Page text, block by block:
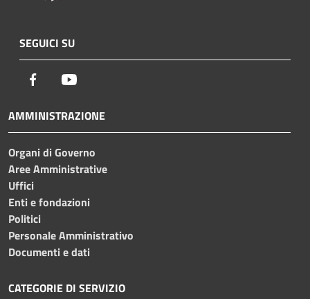
SEGUICI SU
Facebook
AMMINISTRAZIONE
Organi di Governo
Aree Amministrative
Uffici
Enti e fondazioni
Politici
Personale Amministrativo
Documenti e dati
CATEGORIE DI SERVIZIO